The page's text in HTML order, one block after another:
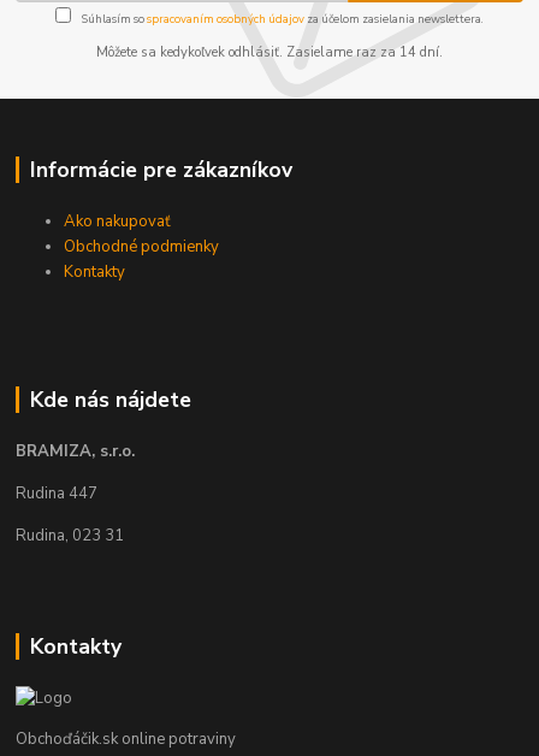
Súhlasím sospracovaním osobných údajov za účelom zasielania newslettera.
Môžete sa kedykoľvek odhlásiť. Zasielame raz za 14 dní.
Informácie pre zákazníkov
Ako nakupovať
Obchodné podmienky
Kontakty
Kde nás nájdete
BRAMIZA, s.r.o.
Rudina 447
Rudina, 023 31
Kontakty
Obchoďáčik.sk online potraviny